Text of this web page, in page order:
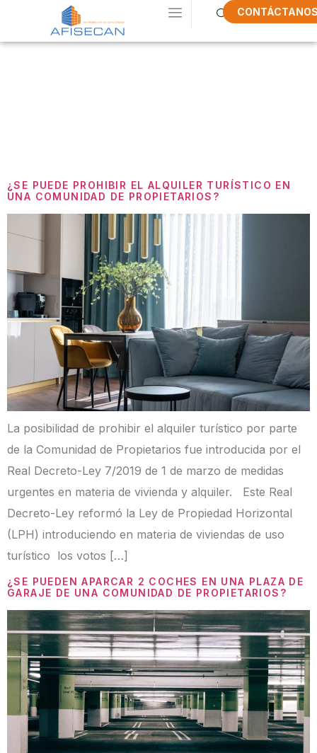
¿SE PUEDE PROHIBIR EL ALQUILER TURÍSTICO EN
UNA COMUNIDAD DE PROPIETARIOS?
La posibilidad de prohibir el alquiler turístico por parte
de la Comunidad de Propietarios fue introducida por el
Real Decreto-Ley 7/2019 de 1 de marzo de medidas
urgentes en materia de vivienda y alquiler. Este Real
Decreto-Ley reformó la Ley de Propiedad Horizontal
(LPH) introduciendo en materia de viviendas de uso
turístico los votos […]
¿SE PUEDEN APARCAR 2 COCHES EN UNA PLAZA DE
GARAJE DE UNA COMUNIDAD DE PROPIETARIOS?